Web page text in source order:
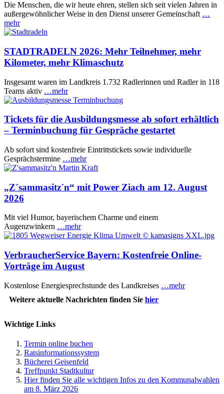
Die Menschen, die wir heute ehren, stellen sich seit vielen Jahren in
außergewöhnlicher Weise in den Dienst unserer Gemeinschaft …
mehr
STADTRADELN 2026: Mehr Teilnehmer, mehr
Kilometer, mehr Klimaschutz
Insgesamt waren im Landkreis 1.732 Radlerinnen und Radler in 118
Teams aktiv …mehr
Tickets für die Ausbildungsmesse ab sofort erhältlich
– Terminbuchung für Gespräche gestartet
Ab sofort sind kostenfreie Eintrittstickets sowie individuelle
Gesprächstermine …mehr
„Z´sammasitz´n“ mit Power Ziach am 12. August
2026
Mit viel Humor, bayerischem Charme und einem
Augenzwinkern …mehr
VerbraucherService Bayern: Kostenfreie Online-
Vorträge im August
Kostenlose Energiesprechstunde des Landkreises …mehr
Weitere aktuelle Nachrichten finden Sie hier
Wichtige Links
Termin online buchen
Ratsinformationssystem
Bücherei Geisenfeld
Treffpunkt Stadtkultur
Hier finden Sie alle wichtigen Infos zu den Kommunalwahlen
am 8. März 2026